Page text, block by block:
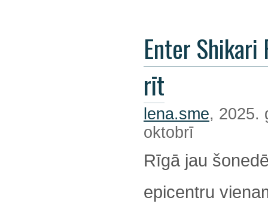
Enter Shikari
rīt
lena.sme, 2025.
oktobrī
Rīgā jau
epicentru